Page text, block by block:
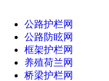
公路护栏网
公路防眩网
框架护栏网
养殖荷兰网
桥梁护栏网